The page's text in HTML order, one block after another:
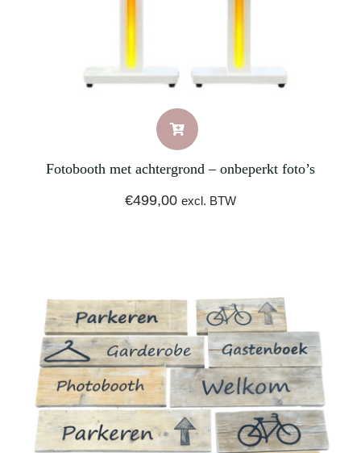
Fotobooth met achtergrond – onbeperkt foto’s
€499,00 excl. BTW